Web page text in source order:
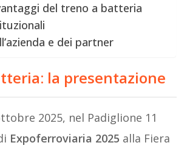
del treno a batteria
e dei partner
la presentazione
2025, nel Padiglione 11
Expoferroviaria 2025 alla Fiera